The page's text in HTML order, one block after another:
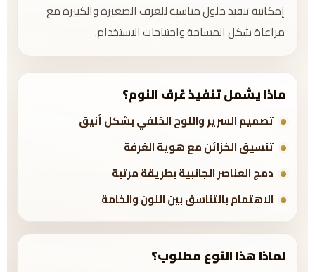
إمكانية تنفيذ حلول مناسبة للغرف الصغيرة والكبيرة مع
مراعاة شكل المساحة واحتياجات الاستخدام.
ماذا يشمل تنفيذ غرف النوم؟
تصميم السرير واللوح الخلفي بشكل أنيق
تنسيق الخزائن مع هوية الغرفة
دمج العناصر الجانبية بطريقة مرتبة
الاهتمام بالتناسق بين اللون والخامة
لماذا هذا النوع مطلوب؟